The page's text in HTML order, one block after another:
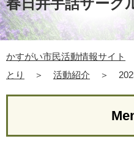
春日井手話サー
かすがい市民活動情報サイト
とり
＞ 活動紹介 ＞